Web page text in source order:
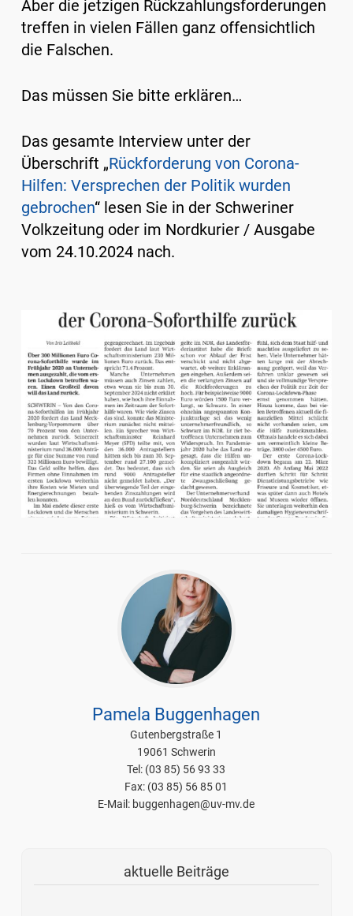
Aber die jetzigen Rückzahlungsforderungen
treffen in vielen Fällen ganz offensichtlich
die Falschen.
Das müssen Sie bitte erklären…
Das gesamte Interview unter der
Überschrift „Rückforderung von Corona-
Hilfen: Versprechen der Politik wurden
gebrochen“ lesen Sie in der Schweriner
Volkzeitung oder im Nordkurier / Ausgabe
vom 24.10.2024 nach.
Pamela Buggenhagen
Gutenbergstraße 1
19061 Schwerin
Tel: (03 85) 56 93 33
Fax: (03 85) 56 85 01
E-Mail: buggenhagen@uv-mv.de
aktuelle Beiträge